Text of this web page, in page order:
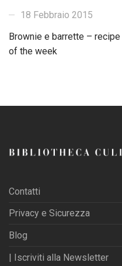
18 Febbraio 2015
Brownie e barrette – recipe
of the week
Contatti
Privacy e Sicurezza
Blog
| Iscriviti alla Newsletter